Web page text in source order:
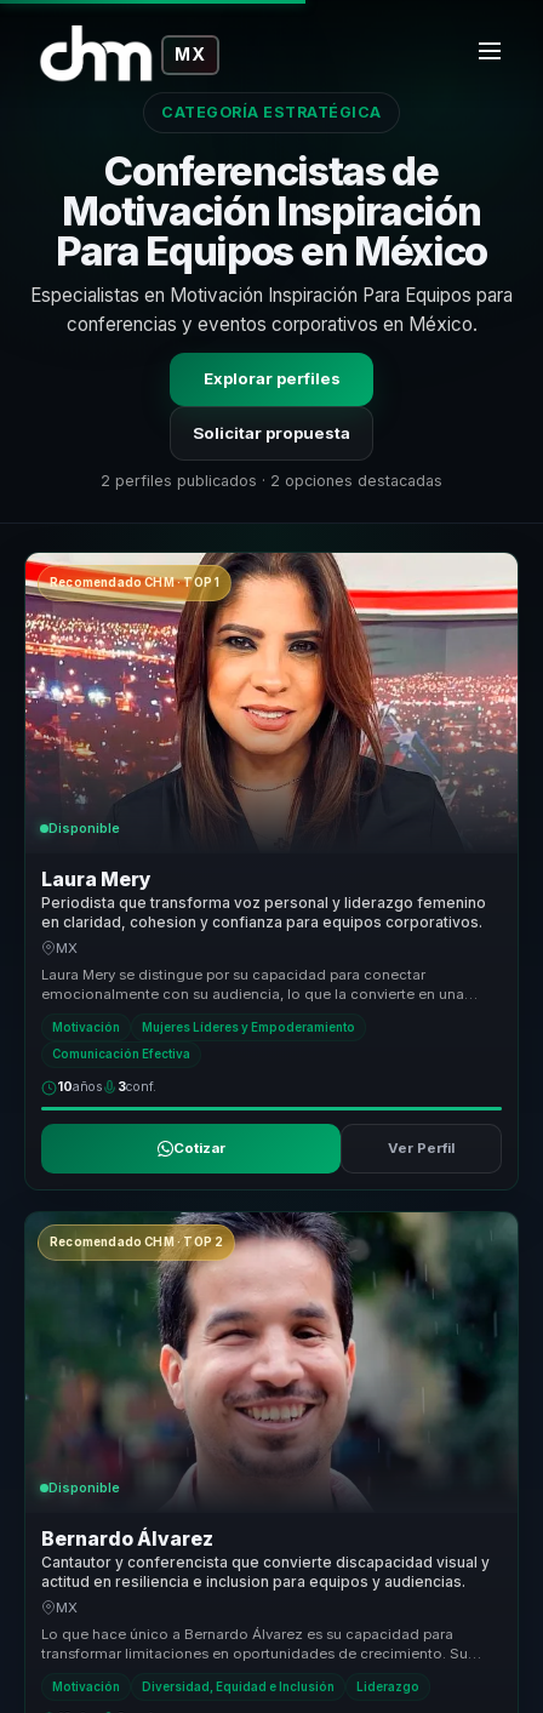
MX
CATEGORÍA ESTRATÉGICA
Conferencistas de
Motivación Inspiración
Para Equipos en México
Especialistas en Motivación Inspiración Para Equipos para
conferencias y eventos corporativos en México.
Explorar perfiles
Solicitar propuesta
2 perfiles publicados · 2 opciones destacadas
Recomendado CHM · TOP 1
Disponible
Laura Mery
Periodista que transforma voz personal y liderazgo femenino
en claridad, cohesion y confianza para equipos corporativos.
MX
Laura Mery se distingue por su capacidad para conectar
emocionalmente con su audiencia, lo que la convierte en una
Motivación Mujeres Líderes y Empoderamiento
Comunicación Efectiva
10años 3conf.
Cotizar Ver Perfil
Recomendado CHM · TOP 2
Disponible
Bernardo Álvarez
Cantautor y conferencista que convierte discapacidad visual y
actitud en resiliencia e inclusion para equipos y audiencias.
MX
Lo que hace único a Bernardo Álvarez es su capacidad para
transformar limitaciones en oportunidades de crecimiento. Su
Motivación Diversidad, Equidad e Inclusión Liderazgo